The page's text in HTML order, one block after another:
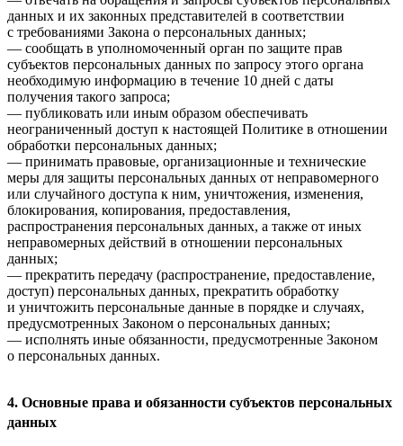
данных и их законных представителей в соответствии
с требованиями Закона о персональных данных;
— сообщать в уполномоченный орган по защите прав
субъектов персональных данных по запросу этого органа
необходимую информацию в течение 10 дней с даты
получения такого запроса;
— публиковать или иным образом обеспечивать
неограниченный доступ к настоящей Политике в отношении
обработки персональных данных;
— принимать правовые, организационные и технические
меры для защиты персональных данных от неправомерного
или случайного доступа к ним, уничтожения, изменения,
блокирования, копирования, предоставления,
распространения персональных данных, а также от иных
неправомерных действий в отношении персональных
данных;
— прекратить передачу (распространение, предоставление,
доступ) персональных данных, прекратить обработку
и уничтожить персональные данные в порядке и случаях,
предусмотренных Законом о персональных данных;
— исполнять иные обязанности, предусмотренные Законом
о персональных данных.
4. Основные права и обязанности субъектов персональных
данных